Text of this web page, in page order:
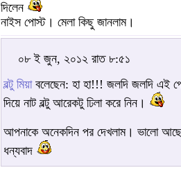
দিলেন
নাইস পোস্ট। মেলা কিছু জানলাম।
০৮ ই জুন, ২০১২ রাত ৮:৫১
বল্টু মিয়াবলেছেন: হা হা!!! জলদি জলদি এই
দিয়ে নাট বল্টু আরেকটু ঢিলা করে নিন।
আপনাকে অনেকদিন পর দেখলাম। ভালো
ধন্যবাদ